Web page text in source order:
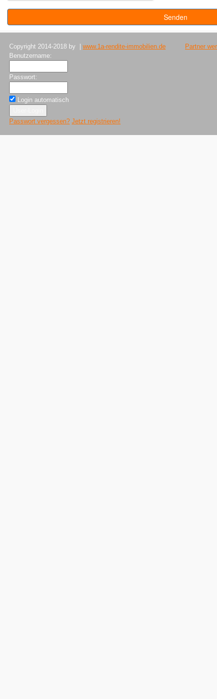
Copyright 2014-2018 by | www.1a-rendite-immobilien.de
Partner
Benutzername:
Passwort:
Login automatisch
Passwort vergessen? Jetzt registrieren!